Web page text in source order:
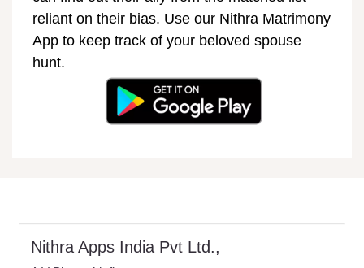
reliant on their bias. Use our Nithra Matrimony
App to keep track of your beloved spouse
hunt.
Nithra Apps India Pvt Ltd.,